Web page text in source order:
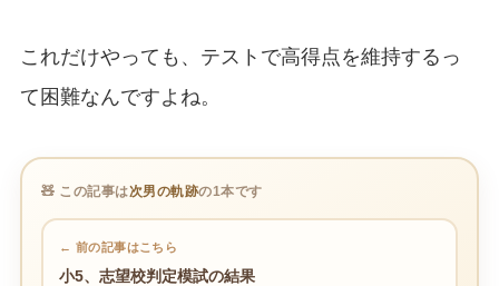
これだけやっても、テストで高得点を維持するっ
て困難なんですよね。
🧸 この記事は次男の軌跡の1本です
← 前の記事はこちら
小5、志望校判定模試の結果